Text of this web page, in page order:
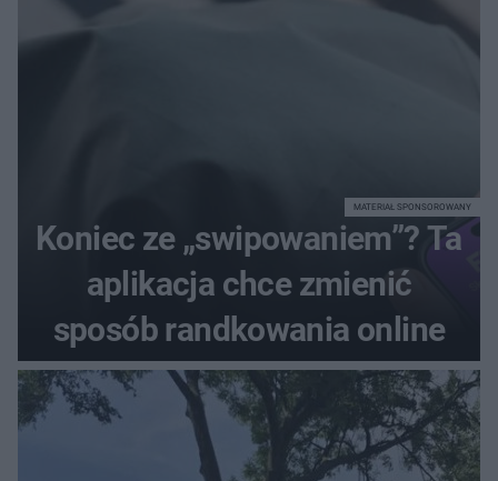
Koniec ze „swipowaniem”? Ta
aplikacja chce zmienić
sposób randkowania online
MATERIAŁ SPONSOROWANY